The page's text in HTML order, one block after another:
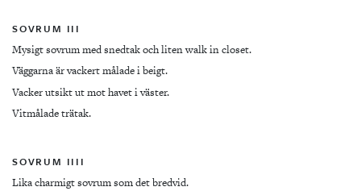
SOVRUM III
Mysigt sovrum med snedtak och liten walk in closet.
Väggarna är vackert målade i beigt.
Vacker utsikt ut mot havet i väster.
Vitmålade trätak.
SOVRUM IIII
Lika charmigt sovrum som det bredvid.